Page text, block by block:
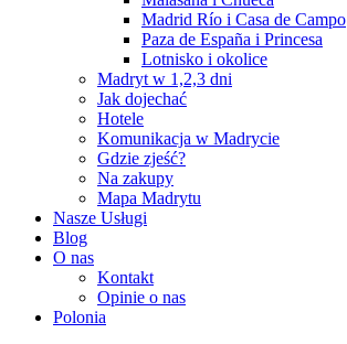
Madrid Río i Casa de Campo
Paza de España i Princesa
Lotnisko i okolice
Madryt w 1,2,3 dni
Jak dojechać
Hotele
Komunikacja w Madrycie
Gdzie zjeść?
Na zakupy
Mapa Madrytu
Nasze Usługi
Blog
O nas
Kontakt
Opinie o nas
Polonia